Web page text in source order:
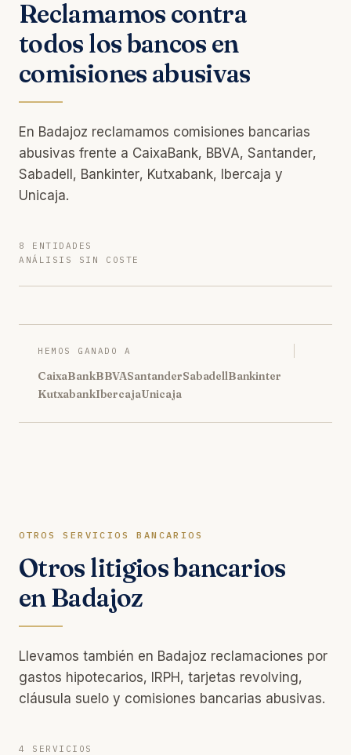
Reclamamos contra
todos los bancos en
comisiones abusivas
En Badajoz reclamamos comisiones bancarias
abusivas frente a CaixaBank, BBVA, Santander,
Sabadell, Bankinter, Kutxabank, Ibercaja y
Unicaja.
8 ENTIDADES
ANÁLISIS SIN COSTE
HEMOS GANADO A
CaixaBankBBVASantanderSabadellBankinter
KutxabankIbercajaUnicaja
OTROS SERVICIOS BANCARIOS
Otros litigios bancarios
en Badajoz
Llevamos también en Badajoz reclamaciones por
gastos hipotecarios, IRPH, tarjetas revolving,
cláusula suelo y comisiones bancarias abusivas.
4 SERVICIOS